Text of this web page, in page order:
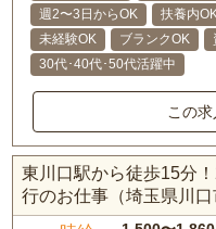
週2〜3日からOK
扶養内
未経験OK
ブランクOK
30代･40代･50代活躍中
この
東川口駅から徒歩15分
行のお仕事（埼玉県川口